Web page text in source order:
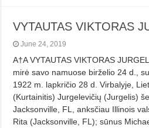
VYTAUTAS VIKTORAS
June 24, 2019
A†A VYTAUTAS VIKTORAS
mirė savo namuose birželio 24 d.,
1922 m. lapkričio 28 d. Virbalyje,
(Kurtainitis) Jurgelevičių (Jurgelis)
Jacksonville, FL, anksčiau Illinois
Rita (Jacksonville, FL); sūnus